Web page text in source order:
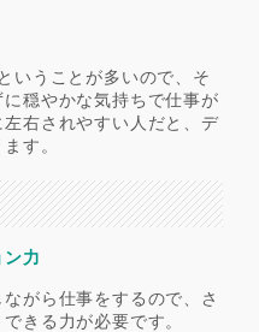
いうことが多いので、そ
穏やかな気持ちで仕事が
右されやすい人だと、デ
す。
ン力
がら仕事をするので、さ
きる力が必要です。